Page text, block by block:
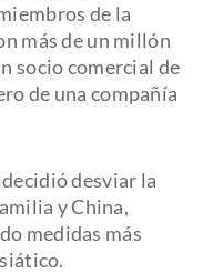
de la
más de un millón
socio comercial de
de una compañía
desviar la
y China,
medidas más